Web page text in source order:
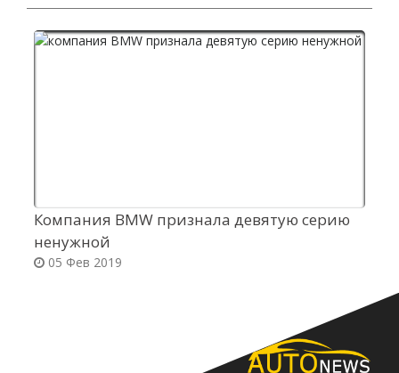
Компания BMW признала девятую серию
ненужной
05 Фев 2019